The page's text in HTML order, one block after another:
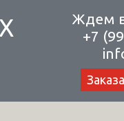
Ждем
+7